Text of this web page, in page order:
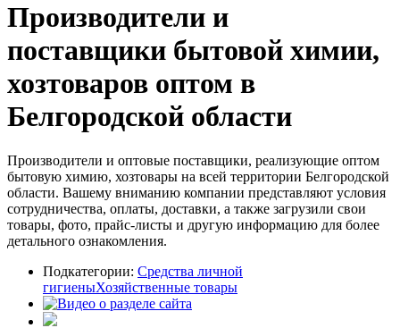
Производители и
поставщики бытовой химии,
хозтоваров оптом в
Белгородской области
Производители и оптовые поставщики, реализующие оптом
бытовую химию, хозтовары на всей территории Белгородской
области. Вашему вниманию компании представляют условия
сотрудничества, оплаты, доставки, а также загрузили свои
товары, фото, прайс-листы и другую информацию для более
детального ознакомления.
Подкатегории: Средства личной
гигиеныХозяйственные товары